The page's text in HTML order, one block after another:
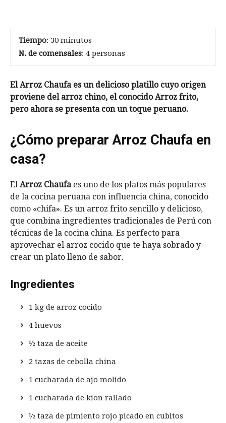
Tiempo: 30 minutos
N. de comensales: 4 personas
El Arroz Chaufa es un delicioso platillo cuyo origen
proviene del arroz chino, el conocido Arroz frito,
pero ahora se presenta con un toque peruano.
¿Cómo preparar Arroz Chaufa en
casa?
El Arroz Chaufaes uno de los platos más populares
de la cocina peruana con influencia china, conocido
como «chifa». Es un arroz frito sencillo y delicioso,
que combina ingredientes tradicionales de Perú con
técnicas de la cocina china. Es perfecto para
aprovechar el arroz cocido que te haya sobrado y
crear un plato lleno de sabor.
Ingredientes
1 kg de arroz cocido
4 huevos
½ taza de aceite
2 tazas de cebolla china
1 cucharada de ajo molido
1 cucharada de kion rallado
½ taza de pimiento rojo picado en cubitos